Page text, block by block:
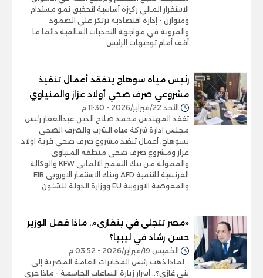
الاستقرار المالي ركيزة أساسية لتحقيق نمو مستدام
ومتوازن - إدارة اقتصادية ترتكز على الصمود
والمرونة في مواجهة التحديات العالمية دائما ما
أقف أمام توجيهات الرئيس
رئيس مياه سوهاج يتفقد أعمال تنفيذ
مشروعي صرف صحي أولاد عزاز والمنياوي
الأحد 22/فبراير/2026 - 11:30 م
تفقد المهندس محمد صلاح الدين عبدالغفار رئيس
مجلس ادارة شركة مياه الشرب والصرف الصحى
بسوهاج، أعمال تنفيذ مشروع صرف صحى قرية اولاد
عزاز ومشروع صرف صحى منطقة المنياوى
والممولة من بنك التعمير الالمانى KFW والوكالة
الفرنسية للتنمية AFD وبنك الاستثمار الاوروبى EIB
والمفوضية الاوروبية EU ووزارة الدولة للشئون
«مصر تتجلى في بنغازى».. ماذا فعل الوزير
حسن رشاد في ليبيا؟
الخميس 19/فبراير/2026 - 03:52 م
- لماذا ذهب رئيس المخابرات العامة المصرية إلى
بني غازي؟.. أسرار زيارة الساعات الحاسمة - ماذا جرى